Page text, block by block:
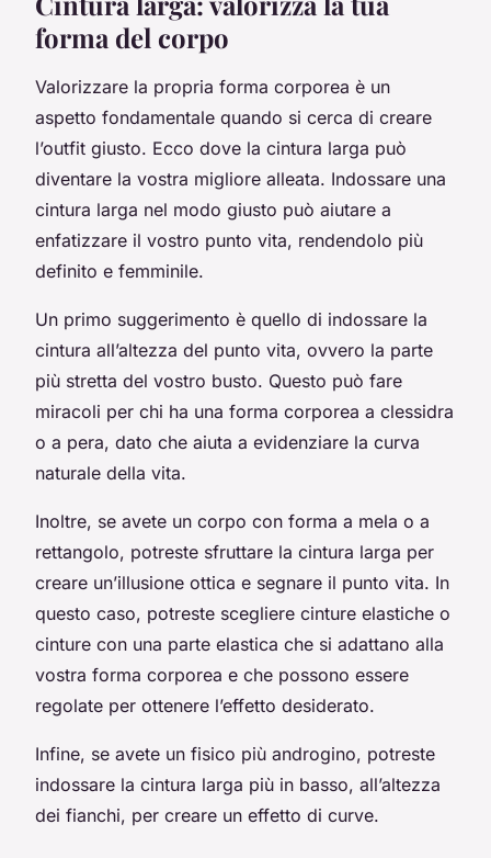
forma del corpo
Valorizzare la propria forma corporea è un
aspetto fondamentale quando si cerca di creare
l’outfit giusto. Ecco dove la cintura larga può
diventare la vostra migliore alleata. Indossare una
cintura larga nel modo giusto può aiutare a
enfatizzare il vostro punto vita, rendendolo più
definito e femminile.
Un primo suggerimento è quello di indossare la
cintura all’altezza del punto vita, ovvero la parte
più stretta del vostro busto. Questo può fare
miracoli per chi ha una forma corporea a clessidra
o a pera, dato che aiuta a evidenziare la curva
naturale della vita.
Inoltre, se avete un corpo con forma a mela o a
rettangolo, potreste sfruttare la cintura larga per
creare un’illusione ottica e segnare il punto vita. In
questo caso, potreste scegliere cinture elastiche o
cinture con una parte elastica che si adattano alla
vostra forma corporea e che possono essere
regolate per ottenere l’effetto desiderato.
Infine, se avete un fisico più androgino, potreste
indossare la cintura larga più in basso, all’altezza
dei fianchi, per creare un effetto di curve.